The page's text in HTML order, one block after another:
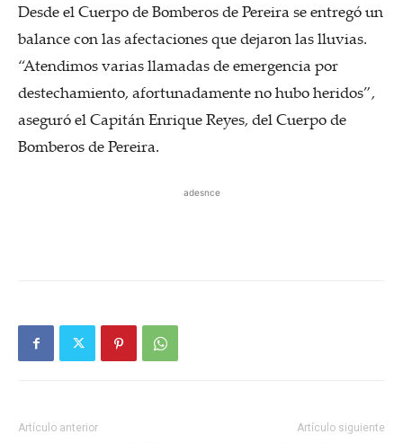
Desde el Cuerpo de Bomberos de Pereira se entregó un
balance con las afectaciones que dejaron las lluvias.
“Atendimos varias llamadas de emergencia por
destechamiento, afortunadamente no hubo heridos”,
aseguró el Capitán Enrique Reyes, del Cuerpo de
Bomberos de Pereira.
adesnce
Artículo anterior Artículo siguiente